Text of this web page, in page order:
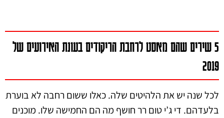
5 שירים שהם מאסט לרחבת הריקודים בעונת האירועים של
2019
לכל שנה יש את הלהיטים שלה. כאלו ששום רחבה לא בוערת
בלעדהם. די ג’י טום רר חושף מה הם החמישה שלו. מוכנים